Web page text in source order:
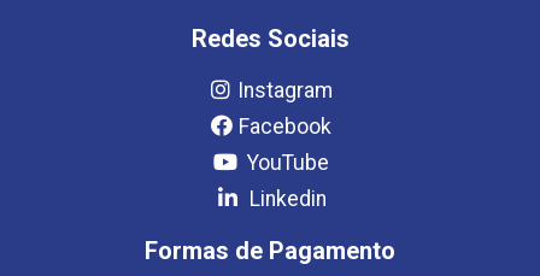
Redes Sociais
Instagram
Facebook
YouTube
Linkedin
Formas de Pagamento